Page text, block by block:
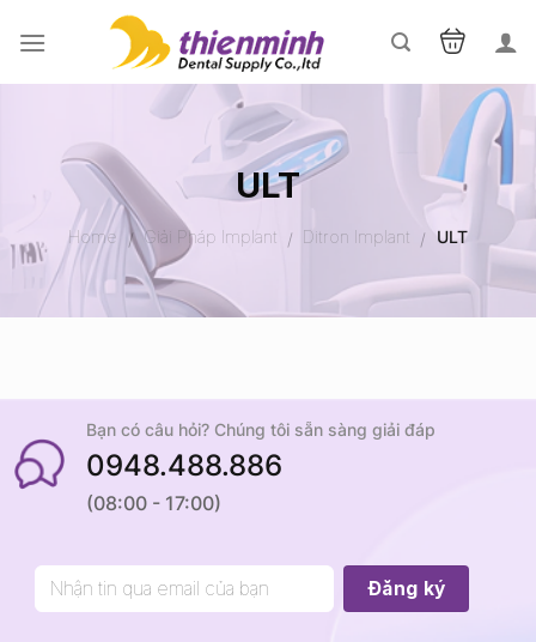
ULT
Home / Giải Pháp Implant / Ditron Implant / ULT
Bạn có câu hỏi? Chúng tôi sẵn sàng giải đáp
0948.488.886
(08:00 - 17:00)